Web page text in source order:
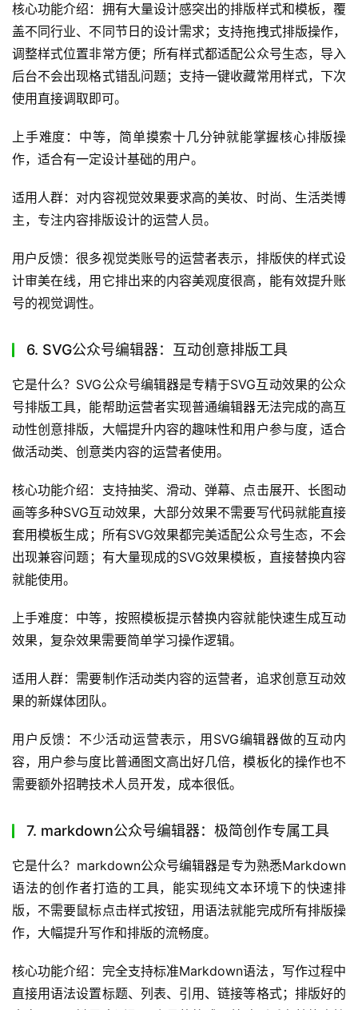
核心功能介绍：拥有大量设计感突出的排版样式和模板，覆
盖不同行业、不同节日的设计需求；支持拖拽式排版操作，
调整样式位置非常方便；所有样式都适配公众号生态，导入
后台不会出现格式错乱问题；支持一键收藏常用样式，下次
使用直接调取即可。
上手难度：中等，简单摸索十几分钟就能掌握核心排版操
作，适合有一定设计基础的用户。
适用人群：对内容视觉效果要求高的美妆、时尚、生活类博
主，专注内容排版设计的运营人员。
用户反馈：很多视觉类账号的运营者表示，排版侠的样式设
计审美在线，用它排出来的内容美观度很高，能有效提升账
号的视觉调性。
6. SVG公众号编辑器：互动创意排版工具
它是什么？SVG公众号编辑器是专精于SVG互动效果的公众
号排版工具，能帮助运营者实现普通编辑器无法完成的高互
动性创意排版，大幅提升内容的趣味性和用户参与度，适合
做活动类、创意类内容的运营者使用。
核心功能介绍：支持抽奖、滑动、弹幕、点击展开、长图动
画等多种SVG互动效果，大部分效果不需要写代码就能直接
套用模板生成；所有SVG效果都完美适配公众号生态，不会
出现兼容问题；有大量现成的SVG效果模板，直接替换内容
就能使用。
上手难度：中等，按照模板提示替换内容就能快速生成互动
效果，复杂效果需要简单学习操作逻辑。
适用人群：需要制作活动类内容的运营者，追求创意互动效
果的新媒体团队。
用户反馈：不少活动运营表示，用SVG编辑器做的互动内
容，用户参与度比普通图文高出好几倍，模板化的操作也不
需要额外招聘技术人员开发，成本很低。
7. markdown公众号编辑器：极简创作专属工具
它是什么？markdown公众号编辑器是专为熟悉Markdown
语法的创作者打造的工具，能实现纯文本环境下的快速排
版，不需要鼠标点击样式按钮，用语法就能完成所有排版操
作，大幅提升写作和排版的流畅度。
核心功能介绍：完全支持标准Markdown语法，写作过程中
直接用语法设置标题、列表、引用、链接等格式；排版好的